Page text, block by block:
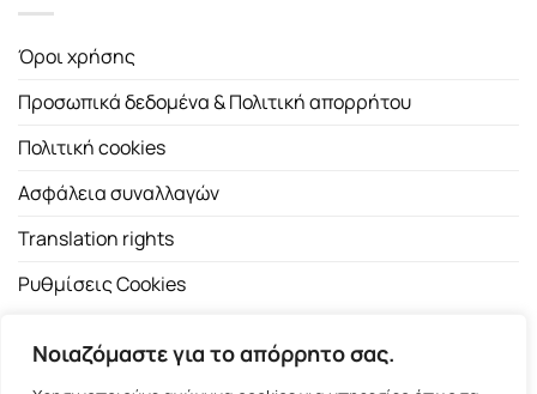
Νοιαζόμαστε για το απόρρητο σας.
Όροι χρήσης
Προσωπικά δεδομένα & Πολιτική απορρήτου
Πολιτική cookies
Ασφάλεια συναλλαγών
Translation rights
Ρυθμίσεις Cookies